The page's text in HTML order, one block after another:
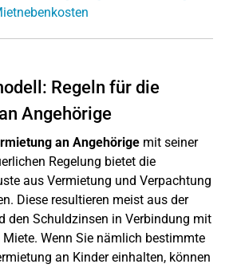
Regeln für die
Angehörige
an Angehörige mit seiner
Regelung bietet die
aus Vermietung und Verpachtung
Diese resultieren meist aus der
den Schuldzinsen in Verbindung mit
Miete. Wenn Sie nämlich bestimmte
an Kinder einhalten, können